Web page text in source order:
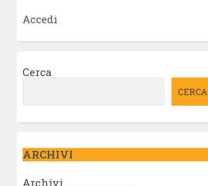
Accedi
Cerca
CERCA
ARCHIVI
Archivi